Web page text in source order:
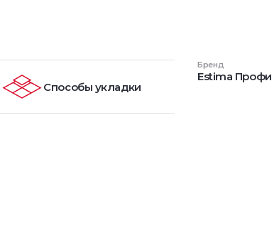
Бренд
Estima Профи
Способы укладки